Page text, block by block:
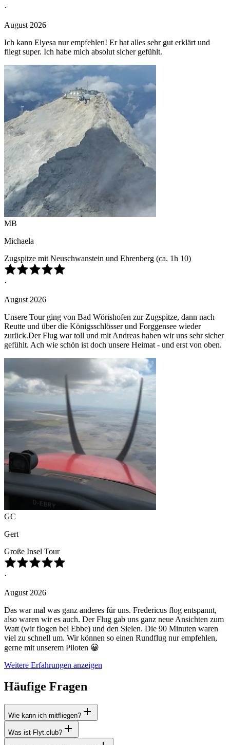
·
August 2026
Ich kann Elyesa nur empfehlen! Er hat alles sehr gut erklärt und
fliegt super. Ich habe mich absolut sicher gefühlt.
MB
Michaela
Zugspitze mit Neuschwanstein und Ehrenberg (ca. 1h 10)
·
August 2026
Unsere Tour ging von Bad Wörishofen zur Zugspitze, dann nach
Reutte und über die Königsschlösser und Forggensee wieder
zurück.Der Flug war toll und mit Andreas haben wir uns sehr sicher
gefühlt. Ach wie schön ist doch unsere Heimat - und erst von oben.
GC
Gert
Große Insel Tour
·
August 2026
Das war mal was ganz anderes für uns. Fredericus flog entspannt,
also waren wir es auch. Der Flug gab uns ganz neue Ansichten zum
Watt (wir flogen bei Ebbe) und den Sielen. Die 90 Minuten waren
viel zu schnell um. Wir können so einen Rundflug nur empfehlen,
gerne mit unserem Piloten 😀
Weitere Erfahrungen anzeigen
Häufige Fragen
Wie kann ich mitfliegen?
Was ist Flyt.club?